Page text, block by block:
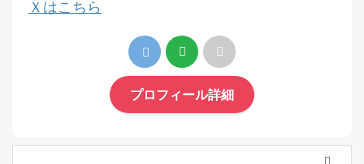
Ｘはこちら
プロフィール詳細